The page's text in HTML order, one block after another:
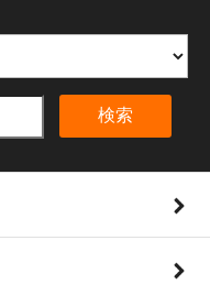
検索